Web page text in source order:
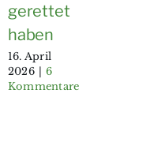
gerettet
haben
16. April
2026 | 6
Kommentare